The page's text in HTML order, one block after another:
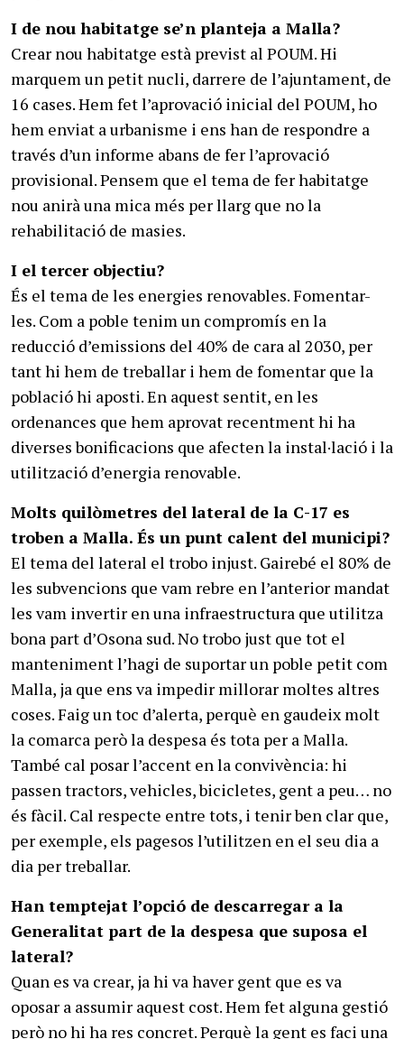
I de nou habitatge se’n planteja a Malla?
Crear nou habitatge està previst al POUM. Hi
marquem un petit nucli, darrere de l’ajuntament, de
16 cases. Hem fet l’aprovació inicial del POUM, ho
hem enviat a urbanisme i ens han de respondre a
través d’un informe abans de fer l’aprovació
provisional. Pensem que el tema de fer habitatge
nou anirà una mica més per llarg que no la
rehabilitació de masies.
I el tercer objectiu?
És el tema de les energies renovables. Fomentar-
les. Com a poble tenim un compromís en la
reducció d’emissions del 40% de cara al 2030, per
tant hi hem de treballar i hem de fomentar que la
població hi aposti. En aquest sentit, en les
ordenances que hem aprovat recentment hi ha
diverses bonificacions que afecten la instal·lació i la
utilització d’energia renovable.
Molts quilòmetres del lateral de la C-17 es
troben a Malla. És un punt calent del municipi?
El tema del lateral el trobo injust. Gairebé el 80% de
les subvencions que vam rebre en l’anterior mandat
les vam invertir en una infraestructura que utilitza
bona part d’Osona sud. No trobo just que tot el
manteniment l’hagi de suportar un poble petit com
Malla, ja que ens va impedir millorar moltes altres
coses. Faig un toc d’alerta, perquè en gaudeix molt
la comarca però la despesa és tota per a Malla.
També cal posar l’accent en la convivència: hi
passen tractors, vehicles, bicicletes, gent a peu… no
és fàcil. Cal respecte entre tots, i tenir ben clar que,
per exemple, els pagesos l’utilitzen en el seu dia a
dia per treballar.
Han temptejat l’opció de descarregar a la
Generalitat part de la despesa que suposa el
lateral?
Quan es va crear, ja hi va haver gent que es va
oposar a assumir aquest cost. Hem fet alguna gestió
però no hi ha res concret. Perquè la gent es faci una